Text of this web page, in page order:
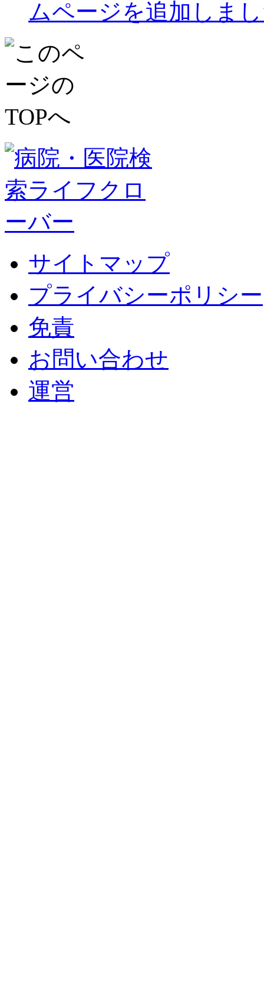
ムページを追加しま
サイトマップ
プライバシーポリシー
免責
お問い合わせ
運営